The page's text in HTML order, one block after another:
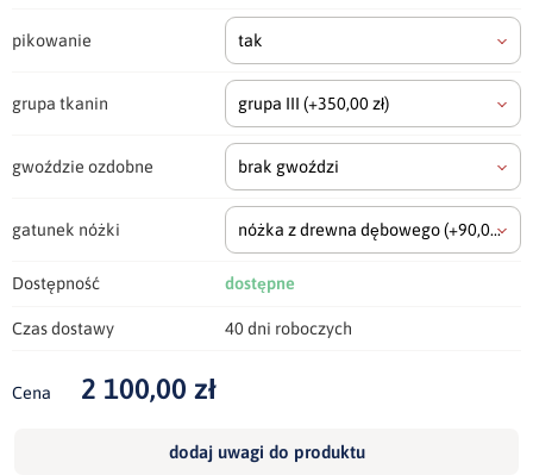
pikowanie tak
grupa tkanin grupa III (+350,00 zł)
gwoździe ozdobne brak gwoździ
gatunek nóżki nóżka z drewna dębowego(+90,00 zł)
Dostępność dostępne
Czas dostawy 40 dni roboczych
Cena 2 100,00 zł
dodaj uwagi do produktu